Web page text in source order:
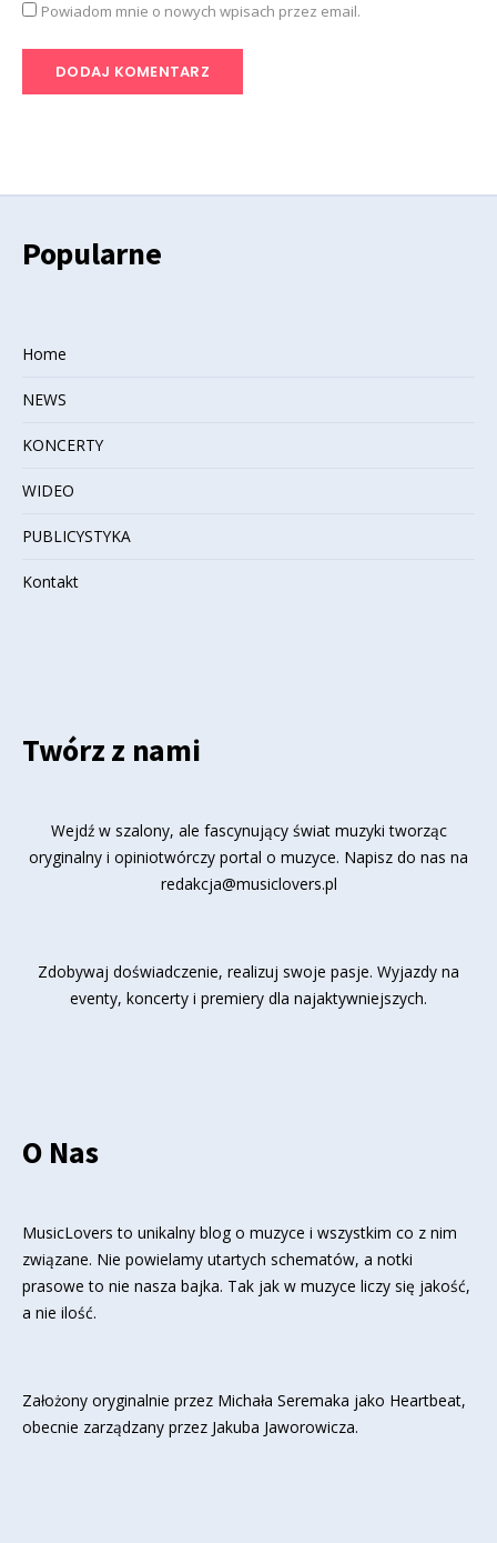
Powiadom mnie o nowych wpisach przez email.
Popularne
Home
NEWS
KONCERTY
WIDEO
PUBLICYSTYKA
Kontakt
Twórz z nami
Wejdź w szalony, ale fascynujący świat muzyki tworząc
oryginalny i opiniotwórczy portal o muzyce. Napisz do nas na
redakcja@musiclovers.pl
Zdobywaj doświadczenie, realizuj swoje pasje. Wyjazdy na
eventy, koncerty i premiery dla najaktywniejszych.
O Nas
MusicLovers to unikalny blog o muzyce i wszystkim co z nim
związane. Nie powielamy utartych schematów, a notki
prasowe to nie nasza bajka. Tak jak w muzyce liczy się jakość,
a nie ilość.
Założony oryginalnie przez Michała Seremaka jako Heartbeat,
obecnie zarządzany przez Jakuba Jaworowicza.